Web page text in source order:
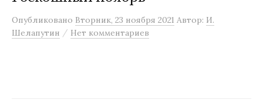
м
у
Опубликовано Вторник, 23 ноября 2021 Автор: И.
Шелапутин / Нет комментариев